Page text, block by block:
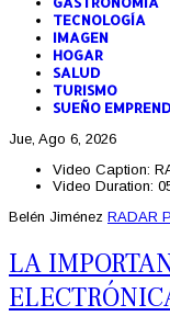
TECNOLOGÍA
IMAGEN
HOGAR
SALUD
TURISMO
SUEÑO
Jue, Ago 6, 2026
Video Caption:
Video Duration:
Belén Jiménez RADAR
LA